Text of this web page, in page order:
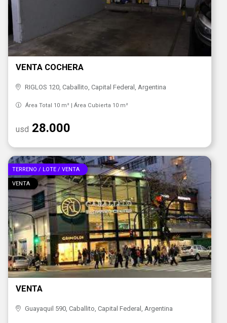
VENTA COCHERA
RIGLOS 120, Caballito, Capital Federal, Argentina
Área Total 10 m² | Área Cubierta 10 m²
usd 28.000
TERRENO / LOTE / VENTA
VENTA
VENTA
Guayaquil 590, Caballito, Capital Federal, Argentina